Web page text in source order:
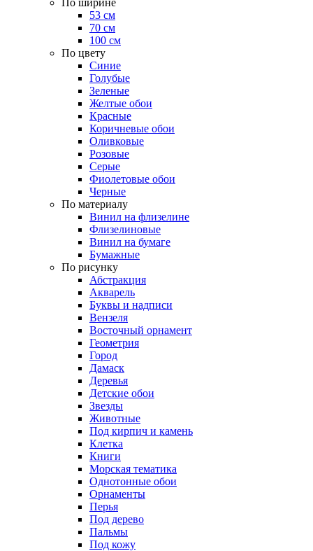
По ширине
53 см
70 см
100 см
По цвету
Синие
Голубые
Зеленые
Желтые обои
Красные
Коричневые обои
Оливковые
Розовые
Серые
Фиолетовые обои
Черные
По материалу
Винил на флизелине
Флизелиновые
Винил на бумаге
Бумажные
По рисунку
Абстракция
Акварель
Буквы и надписи
Вензеля
Восточный орнамент
Геометрия
Город
Дамаск
Деревья
Детские обои
Звезды
Животные
Под кирпич и камень
Клетка
Книги
Морская тематика
Однотонные обои
Орнаменты
Перья
Под дерево
Пальмы
Под кожу